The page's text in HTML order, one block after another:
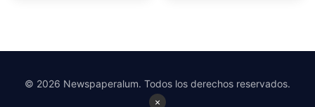
×
© 2026 Newspaperalum. Todos los derechos reservados.